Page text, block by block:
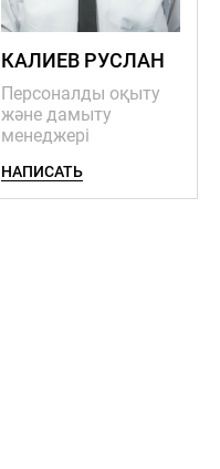
КАЛИЕВ РУСЛАН
Персоналды оқыту
және дамыту
менеджері
НАПИСАТЬ